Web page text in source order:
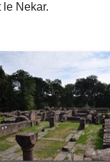
le Nekar.